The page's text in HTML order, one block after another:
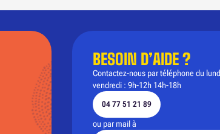
BESOIN D’AIDE ?
Contactez-nous par téléphone du
vendredi : 9h-12h 14h-18h
04 77 51 21 89
ou par mail à